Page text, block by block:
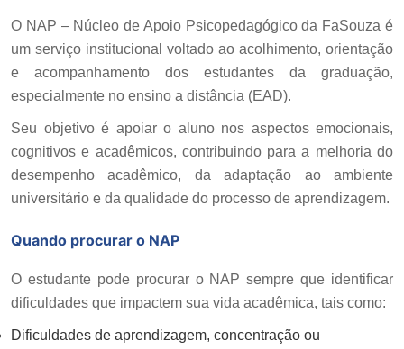
O NAP – Núcleo de Apoio Psicopedagógico da FaSouza é
um serviço institucional voltado ao acolhimento, orientação
e acompanhamento dos estudantes da graduação,
especialmente no ensino a distância (EAD).
Seu objetivo é apoiar o aluno nos aspectos emocionais,
cognitivos e acadêmicos, contribuindo para a melhoria do
desempenho acadêmico, da adaptação ao ambiente
universitário e da qualidade do processo de aprendizagem.
Quando procurar o NAP
O estudante pode procurar o NAP sempre que identificar
dificuldades que impactem sua vida acadêmica, tais como:
Dificuldades de aprendizagem, concentração ou